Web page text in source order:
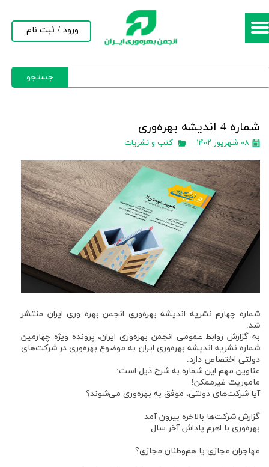
جستجو
ورود / ثبت نام
حساب کاربری من
شماره 4 اندیشه بهره‌وری
۰۸ شهریور ۱۴۰۲ کتب و نشریات
شماره چهارم نشریه اندیشه بهره‌وری انجمن بهره وری ایران منتشر
شد.
به گزارش روابط عمومی انجمن بهره‌وری ایران، پرونده ویژه چهارمین
شماره نشریه اندیشه بهره‌وری ایران به موضوع بهره‌وری در شرکت‌های
دولتی اختصاص دارد.
عناوین مهم این شماره به شرح ذیل است:
ماموریت غیرممکن!
آیا شرکت‌های دولتی، موفق به بهره‌وری می‌شوند؟
گزارش شرکت‌ها بالاخره بیرون آمد
بهره‌وری با اهرم پاداش آخر سال
مهاجران مجازی یا هم‌وطنان مجازی؟